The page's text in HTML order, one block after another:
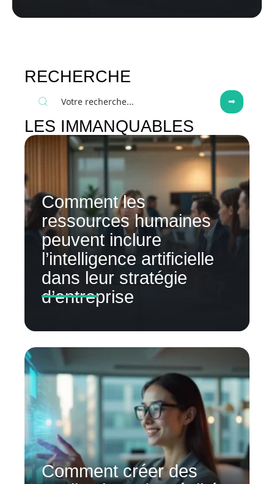
RECHERCHE
LES IMMANQUABLES
Comment les
ressources humaines
peuvent inclure
l’intelligence artificielle
dans leur stratégie
d’entreprise
Comment créer des